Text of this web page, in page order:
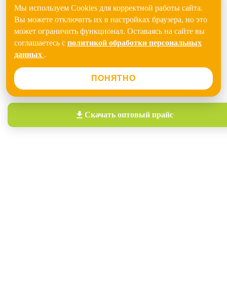
Мы используем Cookies для корректной работы сайта.
Вы можете отключить их в настройках браузера, но это
может ограничить функционал. Оставаясь на сайте вы
соглашаетесь с политикой обработки персональных
данных .
ПОНЯТНО
Скачать оптовый прайс